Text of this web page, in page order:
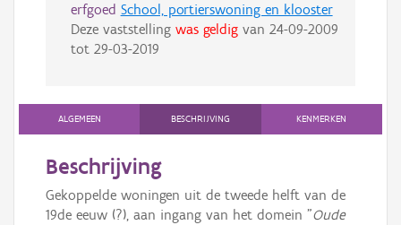
erfgoed School, portierswoning en klooster
Deze vaststelling was geldigvan 24-09-2009
tot 29-03-2019
ALGEMEEN BESCHRIJVING KENMERKEN
Beschrijving
Gekoppelde woningen uit de tweede helft van de
19de eeuw (?), aan ingang van het domein "Oude